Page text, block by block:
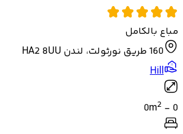
مباع بالكامل
160 طريق نورثولت، لندن HA2 8UU
Hill
0
-
0m2